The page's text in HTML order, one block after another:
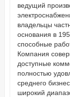
ведущий
владельцы
основания в
способные
Компания
доступные
полностью
среднего
широкий